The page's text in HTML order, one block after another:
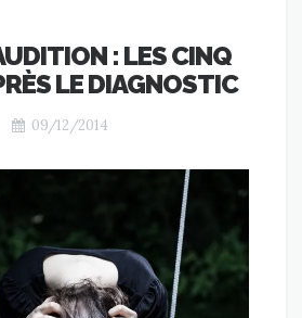
: LES CINQ
LE DIAGNOSTIC
09/12/2014